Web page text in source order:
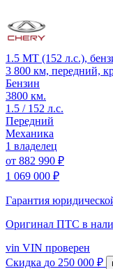
1.5 MT (152 л.с.),
3 800 км, передний,
Бензин
3800 км.
1.5 / 152 л.с.
Передний
Механика
1 владелец
от 882 990 ₽
1 069 000 ₽
Гарантия
Оригинал ПТС в
vin VIN проверен
Скидка до 250 000 ₽